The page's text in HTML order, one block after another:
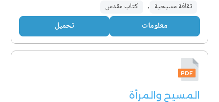
ثقافة مسيحية , كتاب مقدس
معلومات تحميل
المسيح والمرأة